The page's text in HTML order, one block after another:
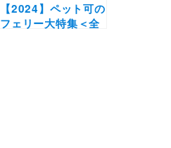
【2024】ペット可の
フェリー大特集＜全